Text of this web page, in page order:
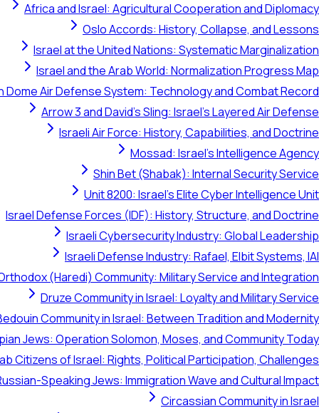
Africa and Israel: Agricultural Cooperation and Diplomacy
Oslo Accords: History, Collapse, and Lessons
Israel at the United Nations: Systematic Marginalization
Israel and the Arab World: Normalization Progress Map
Dome Air Defense System: Technology and Combat Record
Arrow 3 and David's Sling: Israel's Layered Air Defense
Israeli Air Force: History, Capabilities, and Doctrine
Mossad: Israel's Intelligence Agency
Shin Bet (Shabak): Internal Security Service
Unit 8200: Israel's Elite Cyber Intelligence Unit
Israel Defense Forces (IDF): History, Structure, and Doctrine
Israeli Cybersecurity Industry: Global Leadership
Israeli Defense Industry: Rafael, Elbit Systems, IAI
(Haredi) Community: Military Service and Integration
Druze Community in Israel: Loyalty and Military Service
Community in Israel: Between Tradition and Modernity
Jews: Operation Solomon, Moses, and Community Today
Citizens of Israel: Rights, Political Participation, Challenges
Speaking Jews: Immigration Wave and Cultural Impact
Circassian Community in Israel